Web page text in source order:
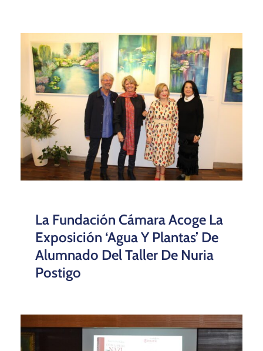
La Fundación Cámara Acoge La
Exposición ‘Agua Y Plantas’ De
Alumnado Del Taller De Nuria
Postigo